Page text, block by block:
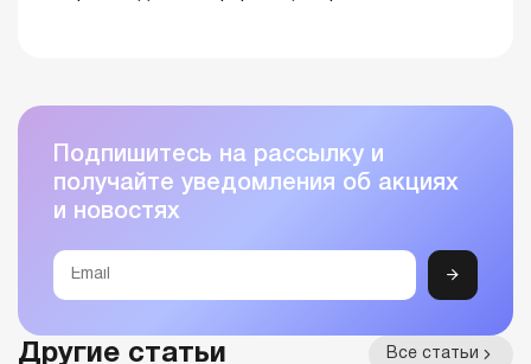
Подпишитесь на рассылку и
получайте уведомления об акциях
и новостях
Другие статьи Все статьи